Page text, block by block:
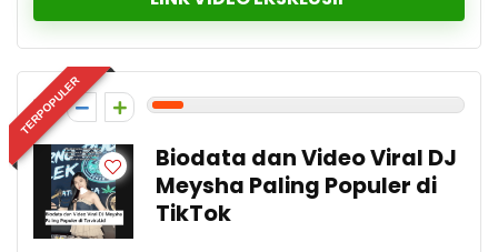
TERPOPULER
1
Biodata dan Video Viral DJ
Meysha Paling Populer di
TikTok